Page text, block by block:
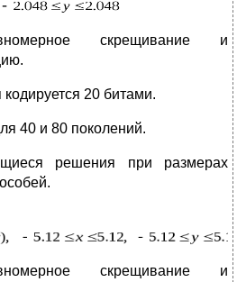
скрещивание и
20 битами.
40 и 80 поколений.
решения при размерах
скрещивание и